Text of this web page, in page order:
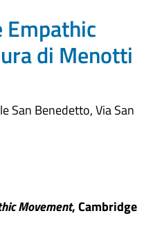
Empathic
di Menotti
San Benedetto, Via San
Movement, Cambridge